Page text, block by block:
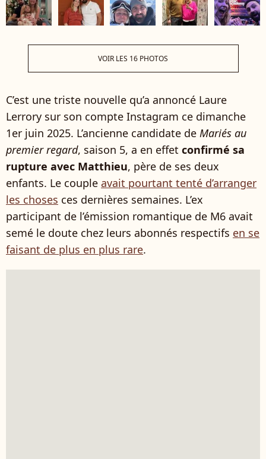
VOIR LES 16 PHOTOS
C’est une triste nouvelle qu’a annoncé Laure
Lerrory sur son compte Instagram ce dimanche
1er juin 2025. L’ancienne candidate de Mariés au
premier regard, saison 5, a en effet confirmé sa
rupture avec Matthieu, père de ses deux
enfants. Le couple avait pourtant tenté d’arranger
les choses ces dernières semaines. L’ex
participant de l’émission romantique de M6 avait
semé le doute chez leurs abonnés respectifs en se
faisant de plus en plus rare.